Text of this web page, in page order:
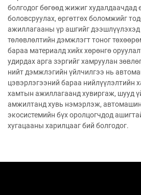
болгодог бөгөөд жижиг худалдаачдад
боловсруулах, өргөтгөх боломжийг
ажиллагааны үр ашгийг дээшлүүлэхэд
төлөвлөлтийн дэмжлэгт тоног
бараа материалд хийх хөрөнгө
удирдах арга зэргийг хамруулан
нийт дэмжлэгийн үйлчилгээ нь
цэвэрлэгээний бараа нийлүүлэлтийн
хамтын ажиллагаанд хувиргаж, шууд
амжилтанд хувь нэмэрлэж,
экосистемийн бүх оролцогчдод
хугацааны харилцааг бий болгодог.